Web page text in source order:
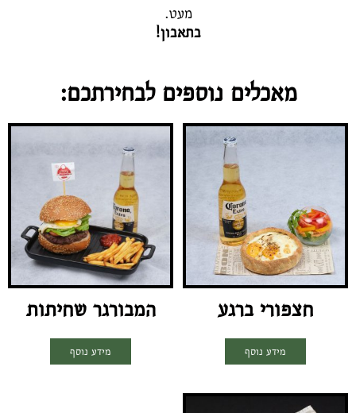
מעט.
בתאבון!
מאכלים נוספים לבחירתכם:
חצפורי ברגע
מידע נוסף
המבורגר שחיתות
מידע נוסף